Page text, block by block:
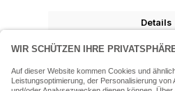
Details
07243 54050 (Mo-Fr: 9.30 -